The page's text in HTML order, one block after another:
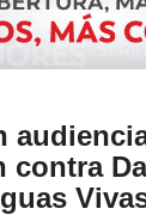
contra